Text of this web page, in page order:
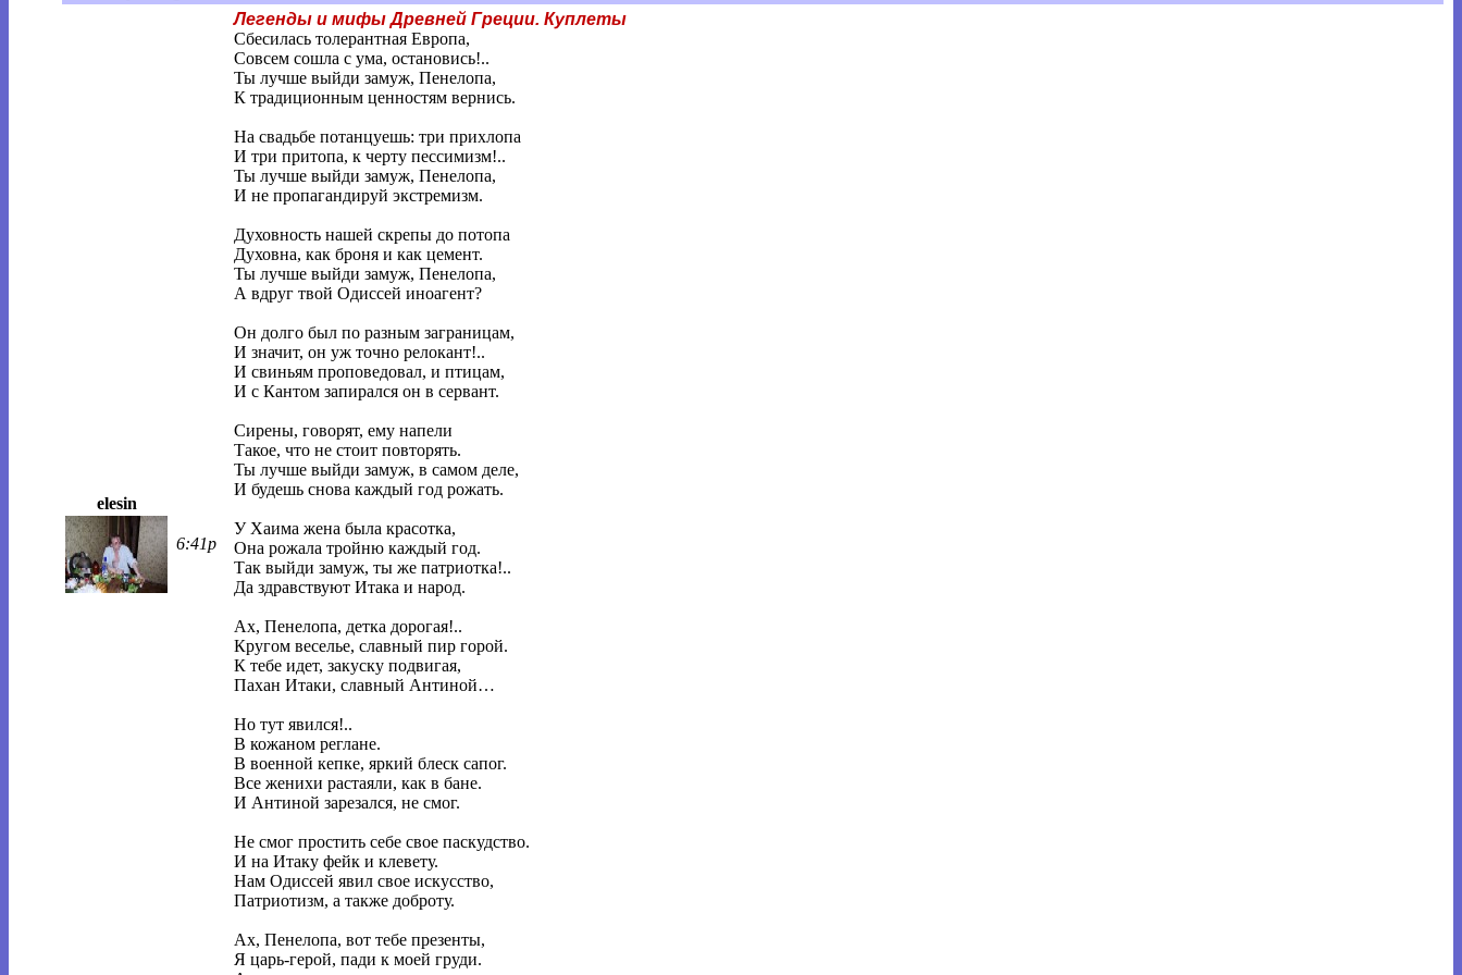
elesin
6:41p
Легенды и мифы Древней Греции. Куплеты
Сбесилась толерантная Европа,
Совсем сошла с ума, остановись!..
Ты лучше выйди замуж, Пенелопа,
К традиционным ценностям вернись.
На свадьбе потанцуешь: три прихлопа
И три притопа, к черту пессимизм!..
Ты лучше выйди замуж, Пенелопа,
И не пропагандируй экстремизм.
Духовность нашей скрепы до потопа
Духовна, как броня и как цемент.
Ты лучше выйди замуж, Пенелопа,
А вдруг твой Одиссей иноагент?
Он долго был по разным заграницам,
И значит, он уж точно релокант!..
И свиньям проповедовал, и птицам,
И с Кантом запирался он в сервант.
Сирены, говорят, ему напели
Такое, что не стоит повторять.
Ты лучше выйди замуж, в самом деле,
И будешь снова каждый год рожать.
У Хаима жена была красотка,
Она рожала тройню каждый год.
Так выйди замуж, ты же патриотка!..
Да здравствуют Итака и народ.
Ах, Пенелопа, детка дорогая!..
Кругом веселье, славный пир горой.
К тебе идет, закуску подвигая,
Пахан Итаки, славный Антиной…
Но тут явился!..
В кожаном реглане.
В военной кепке, яркий блеск сапог.
Все женихи растаяли, как в бане.
И Антиной зарезался, не смог.
Не смог простить себе свое паскудство.
И на Итаку фейк и клевету.
Нам Одиссей явил свое искусство,
Патриотизм, а также доброту.
Ах, Пенелопа, вот тебе презенты,
Я царь-герой, пади к моей груди.